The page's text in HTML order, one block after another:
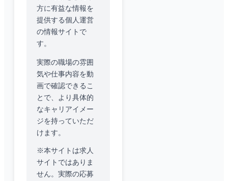
方に有益な情報を
提供する個人運営
の情報サイトで
す。
実際の職場の雰囲
気や仕事内容を動
画で確認できるこ
とで、より具体的
なキャリアイメー
ジを持っていただ
けます。
※本サイトは求人
サイトではありま
せん。実際の応募